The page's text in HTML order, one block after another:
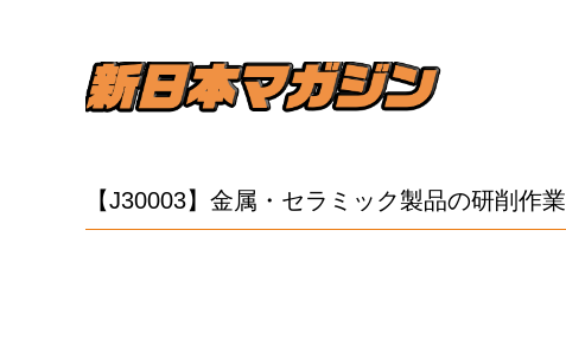
【J30003】金属・セラミック製品の研削作業